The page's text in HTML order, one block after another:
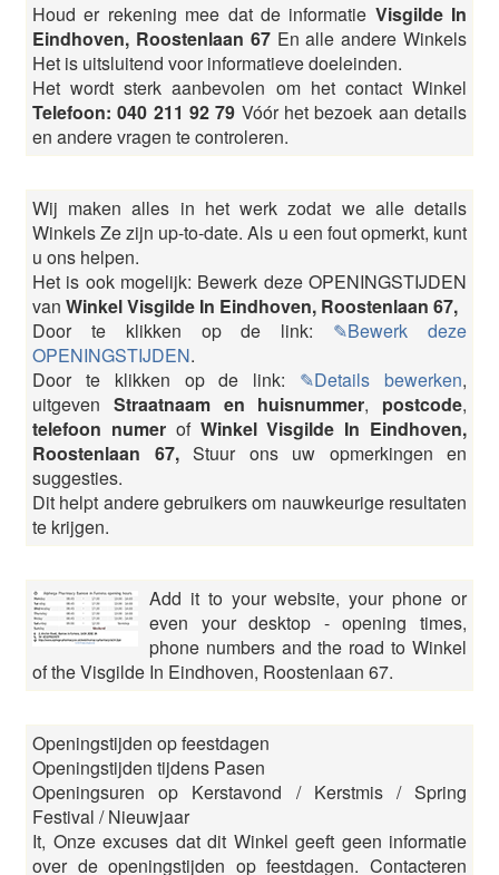
Houd er rekening mee dat de informatie Visgilde In
Eindhoven, Roostenlaan 67En alle andere Winkels
Het is uitsluitend voor informatieve doeleinden.
Het wordt sterk aanbevolen om het contact Winkel
Telefoon: 040 211 92 79 Vóór het bezoek aan details
en andere vragen te controleren.
Wij maken alles in het werk zodat we alle details
Winkels Ze zijn up-to-date. Als u een fout opmerkt, kunt
u ons helpen.
Het is ook mogelijk: Bewerk deze OPENINGSTIJDEN
van Winkel Visgilde In Eindhoven, Roostenlaan 67,
Door te klikken op de link: ✎Bewerk deze
OPENINGSTIJDEN.
Door te klikken op de link: ✎Details bewerken,
uitgeven Straatnaam en huisnummer, postcode,
telefoon numerof Winkel Visgilde In Eindhoven,
Roostenlaan 67,Stuur ons uw opmerkingen en
suggesties.
Dit helpt andere gebruikers om nauwkeurige resultaten
te krijgen.
Add it to your website, your phone or
even your desktop - opening times,
phone numbers and the road to Winkel
of the Visgilde In Eindhoven, Roostenlaan 67.
Openingstijden op feestdagen
Openingstijden tijdens Pasen
Openingsuren op Kerstavond / Kerstmis / Spring
Festival / Nieuwjaar
It, Onze excuses dat dit Winkel geeft geen informatie
over de openingstijden op feestdagen. Contacteren